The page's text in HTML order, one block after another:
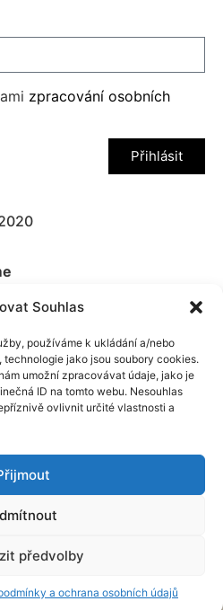
Souhlas
používáme k ukládání a/nebo
jako jsou soubory cookies.
umožní zpracovávat údaje, jako je
ID na tomto webu. Nesouhlas
ovlivnit určité vlastnosti a
předvolby
a ochrana osobních údajů
zpracování osobních
Přihlásit
Zpět nahoru